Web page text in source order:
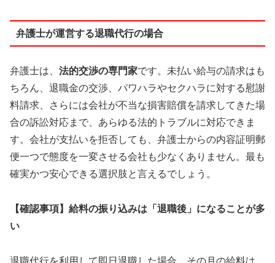
弁護士が運営する退職代行の場合
弁護士は、 法的交渉の専門家です。未払い給与の請求はも
ちろん、退職金の交渉、パワハラやセクハラに対する慰謝
料請求、さらには会社が不当な損害賠償を請求してきた場
合の訴訟対応まで、あらゆる法的トラブルに対応できま
す。会社が支払いを拒否しても、弁護士からの内容証明郵
便一つで態度を一変させる会社も少なくありません。最も
確実かつ安心できる選択肢と言えるでしょう。
【確認事項】給料の振り込みは「退職後」になることが多
い
退職代行を利用して即日退職した場合、その月の給料は、